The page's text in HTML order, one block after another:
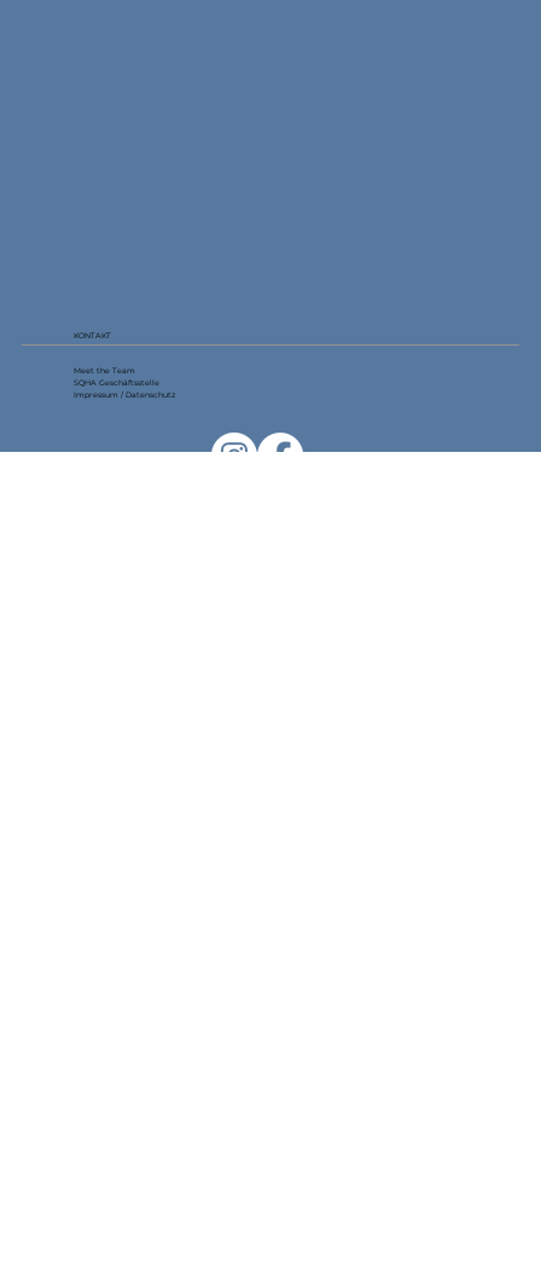
KONTAKT
Meet the Team
SQHA Geschäftsstelle
Impressum / Datenschutz